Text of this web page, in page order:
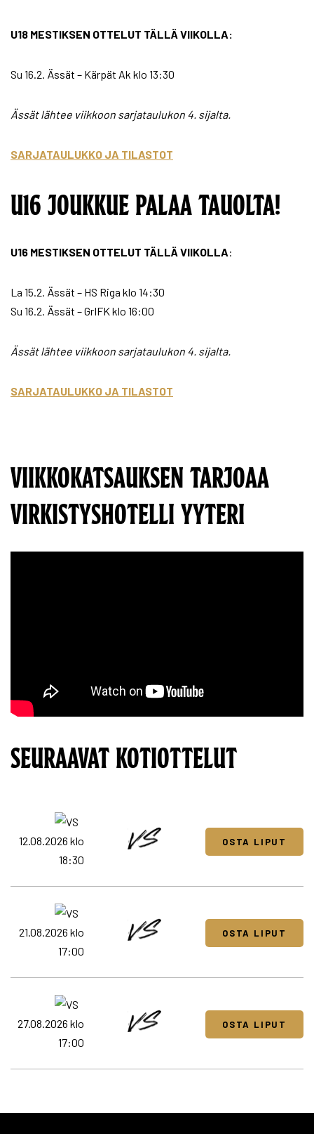
U18 MESTIKSEN OTTELUT TÄLLÄ VIIKOLLA:
Su 16.2. Ässät – Kärpät Ak klo 13:30
Ässät lähtee viikkoon sarjataulukon 4. sijalta.
SARJATAULUKKO JA TILASTOT
U16 JOUKKUE PALAA TAUOLTA!
U16 MESTIKSEN OTTELUT TÄLLÄ VIIKOLLA:
La 15.2. Ässät – HS Riga klo 14:30
Su 16.2. Ässät – GrIFK klo 16:00
Ässät lähtee viikkoon sarjataulukon 4. sijalta.
SARJATAULUKKO JA TILASTOT
VIIKKOKATSAUKSEN TARJOAA
VIRKISTYSHOTELLI YYTERI
SEURAAVAT KOTIOTTELUT
12.08.2026 klo
18:30
OSTA LIPUT
21.08.2026 klo
17:00
OSTA LIPUT
27.08.2026 klo
17:00
OSTA LIPUT